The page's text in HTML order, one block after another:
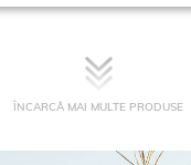
ÎNCARCĂ MAI MULTE PRODUSE